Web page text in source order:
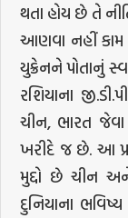
થતા હોય છે તે
આણવા નહીં કામ
યુક્રેનને પોતાનું
રશિયાના
ચીન, ભારત જેવા
ખરીદે જ છે. આ
મુદ્દો છે ચીન
દુનિયાના